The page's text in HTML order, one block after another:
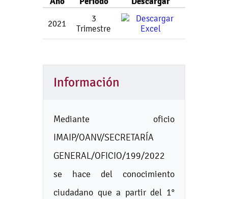
2021
3
Trimestre
Información
Mediante oficio
IMAIP/OANV/SECRETARÍA
GENERAL/OFICIO/199/2022
se hace del conocimiento
ciudadano que a partir del 1°